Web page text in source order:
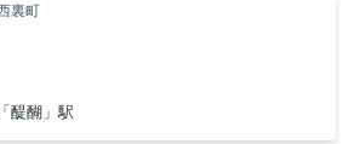
裏町
醍醐」駅